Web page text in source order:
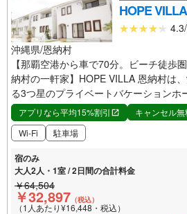
HOPE
沖縄県/恩納村
【那覇空港から車で70分。ビーチ徒歩
納村の一軒家】HOPE VILLA 恩納村は
る3つ星のプライベートバケーションホ
アプリなら平均15%割引
キャンセル無
Wi-Fi
駐車場
宿のみ
大人2人・1室 / 2日間の合計料金
￥64,504
￥32,897 （税込）
（1人あたり¥16,448・税込）